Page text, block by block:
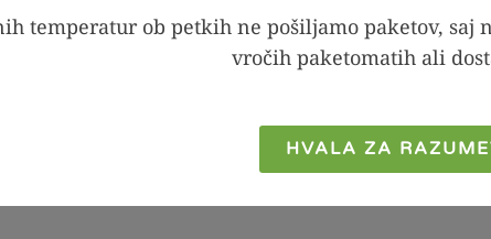
temperatur ob petkih ne pošiljamo paketov,
vročih paketomatih ali
HVALA ZA